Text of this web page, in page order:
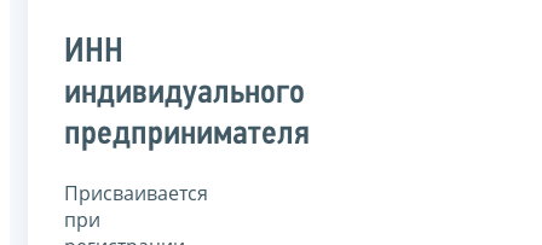
ИНН
индивидуального
предпринимателя
Присваивается
при